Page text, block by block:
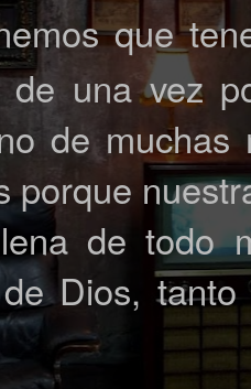
que
una vez
de
porque
de todo
Dios,